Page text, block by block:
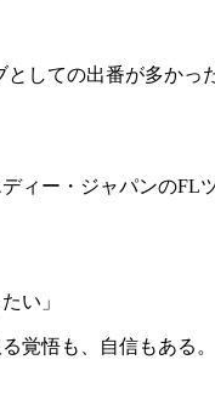
しての出番が多かっ
ー・ジャパンのFL
い」
覚悟も、自信もある。